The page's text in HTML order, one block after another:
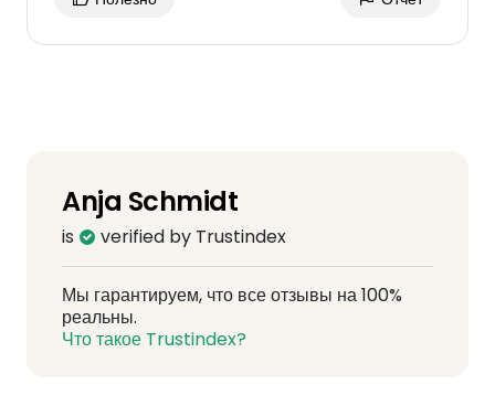
Anja Schmidt
is verified by Trustindex
Мы гарантируем, что все отзывы на 100%
реальны.
Что такое Trustindex?